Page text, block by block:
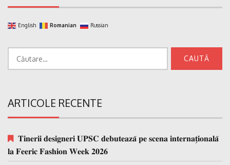
English Romanian Russian
ARTICOLE RECENTE
𝐓𝐢𝐧𝐞𝐫𝐢𝐢 𝐝𝐞𝐬𝐢𝐠𝐧𝐞𝐫𝐢 𝐔𝐏𝐒𝐂 𝐝𝐞𝐛𝐮𝐭𝐞𝐚𝐳𝐚̆ 𝐩𝐞 𝐬𝐜𝐞𝐧𝐚 𝐢𝐧𝐭𝐞𝐫𝐧𝐚𝐭̗𝐢𝐨𝐧𝐚𝐥𝐚̆
𝐥𝐚 𝐅𝐞𝐞𝐫𝐢𝐜 𝐅𝐚𝐬𝐡𝐢𝐨𝐧 𝐖𝐞𝐞𝐤 𝟐𝟎𝟐𝟔